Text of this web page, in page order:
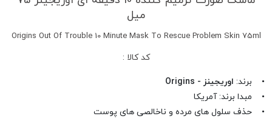
میل
Origins Out Of Trouble 10 Minute Mask To Rescue Problem Skin 75ml
کد کالا :
• برند: اوریجینز - Origins
• مبدا برند: آمریکا
• حذف سلول های مرده و ناخالصی های پوست